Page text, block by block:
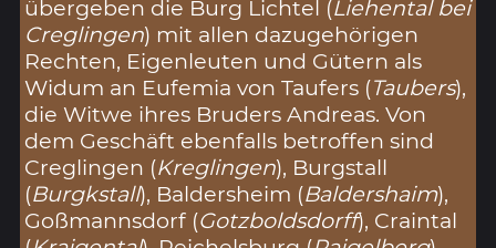
übergeben die Burg Lichtel (Liehental bei
Creglingen) mit allen dazugehörigen
Rechten, Eigenleuten und Gütern als
Widum an Eufemia von Taufers (Taubers),
die Witwe ihres Bruders Andreas. Von
dem Geschäft ebenfalls betroffen sind
Creglingen (Kreglingen), Burgstall
(Burgkstall), Baldersheim (Baldershaim),
Goßmannsdorf (Gotzboldsdorff), Craintal